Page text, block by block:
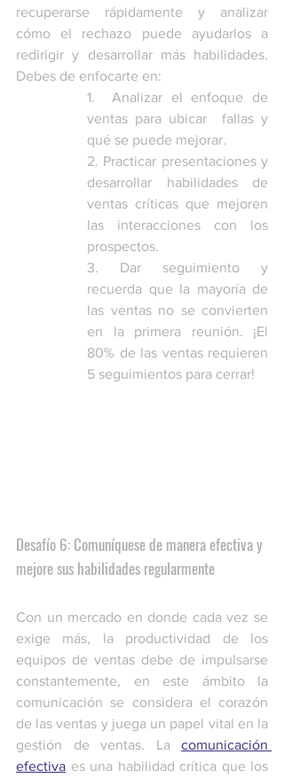
recuperarse rápidamente y analizar
cómo el rechazo puede ayudarlos a
redirigir y desarrollar más habilidades.
Debes de enfocarte en:
1.  Analizar el enfoque de
ventas para ubicar  fallas y
qué se puede mejorar.
2. Practicar presentaciones y
desarrollar habilidades de
ventas críticas que mejoren
las interacciones con los
prospectos.
3. Dar seguimiento y
recuerda que la mayoría de
las ventas no se convierten
en la primera reunión. ¡El
80% de las ventas requieren
5 seguimientos para cerrar!
Desafío 6: Comuníquese de manera efectiva y
mejore sus habilidades regularmente
Con un mercado en donde cada vez se
exige más, la productividad de los
equipos de ventas debe de impulsarse
constantemente, en este ámbito la
comunicación se considera el corazón
de las ventas y juega un papel vital en la
gestión de ventas. La comunicación
efectiva